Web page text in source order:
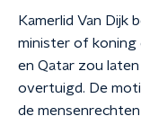
Kamerlid Van
minister of koning
en Qatar zou
overtuigd. De
de